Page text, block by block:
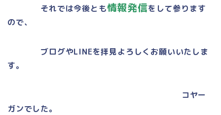
それでは今後とも情報発信をして参ります
ので、
ブログやLINEを拝見よろしくお願いいたしま
す。
コヤー
ガンでした。